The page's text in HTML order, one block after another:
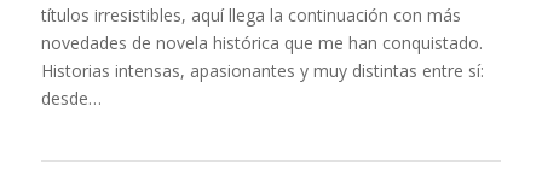
títulos irresistibles, aquí llega la continuación con más
novedades de novela histórica que me han conquistado.
Historias intensas, apasionantes y muy distintas entre sí:
desde…